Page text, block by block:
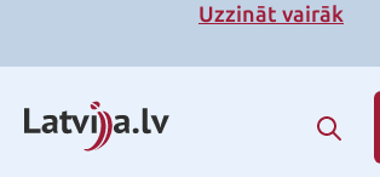
Uzzināt vairāk